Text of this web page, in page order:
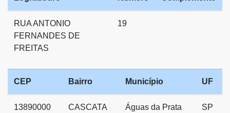
RUA ANTONIO
FERNANDES DE
FREITAS
19
CEP Bairro Município UF
13890000 CASCATA Águas da Prata SP